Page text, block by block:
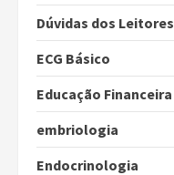
Dúvidas dos Leitores
ECG Básico
Educação Financeira
embriologia
Endocrinologia